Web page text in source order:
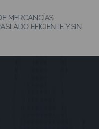
MERCANCÍAS
EFICIENTE Y SIN